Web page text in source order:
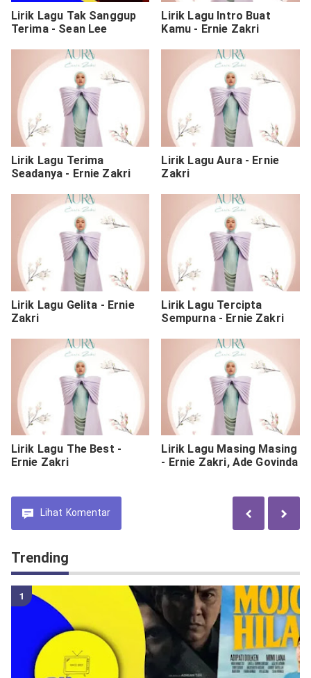
Lirik Lagu Tak Sanggup
Terima - Sean Lee
Lirik Lagu Intro Buat
Kamu - Ernie Zakri
Lirik Lagu Terima
Seadanya - Ernie Zakri
Lirik Lagu Aura - Ernie
Zakri
Lirik Lagu Gelita - Ernie
Zakri
Lirik Lagu Tercipta
Sempurna - Ernie Zakri
Lirik Lagu The Best -
Ernie Zakri
Lirik Lagu Masing Masing
- Ernie Zakri, Ade Govinda
Lihat Komentar
Trending